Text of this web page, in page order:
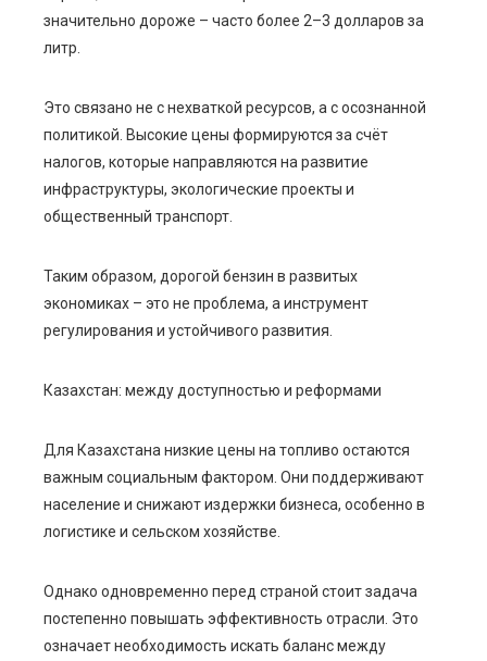
значительно дороже – часто более 2–3 долларов за
литр.
Это связано не с нехваткой ресурсов, а с осознанной
политикой. Высокие цены формируются за счёт
налогов, которые направляются на развитие
инфраструктуры, экологические проекты и
общественный транспорт.
Таким образом, дорогой бензин в развитых
экономиках – это не проблема, а инструмент
регулирования и устойчивого развития.
Казахстан: между доступностью и реформами
Для Казахстана низкие цены на топливо остаются
важным социальным фактором. Они поддерживают
население и снижают издержки бизнеса, особенно в
логистике и сельском хозяйстве.
Однако одновременно перед страной стоит задача
постепенно повышать эффективность отрасли. Это
означает необходимость искать баланс между